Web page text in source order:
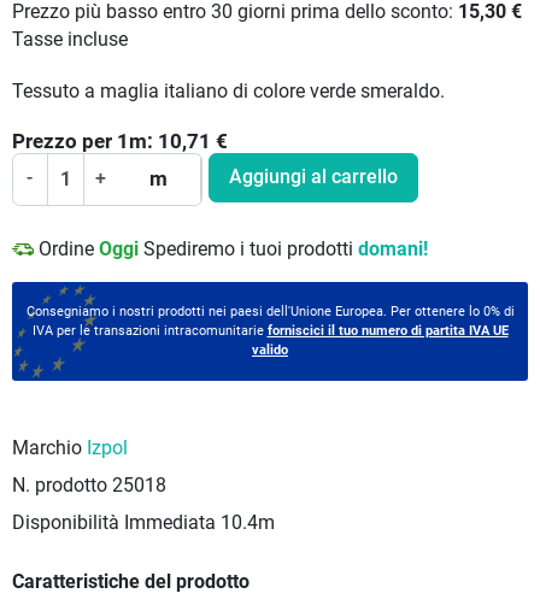
Prezzo più basso entro 30 giorni prima dello sconto: 15,30 €
Tasse incluse
Tessuto a maglia italiano di colore verde smeraldo.
Prezzo per 1 m: 10,71 €
- + m Aggiungi al carrello
Ordine Oggi Spediremo i tuoi prodotti domani!
Consegniamo i nostri prodotti nei paesi dell'Unione Europea. Per ottenere lo 0% di
IVA per le transazioni intracomunitarie forniscici il tuo numero di partita IVA UE
valido
Marchio Izpol
N. prodotto 25018
Disponibilità Immediata 10.4m
Caratteristiche del prodotto